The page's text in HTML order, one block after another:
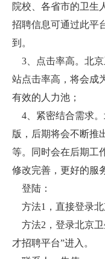
院校、各省市的卫生
招聘信息可通过此平
到。
3、点击率高。北京
站点击率高，将会成
有效的人力池；
4、紧密结合需求。
版，后期将会不断推
等。同时会在后期工
修改完善，更好的服
登陆：
方法1，直接登录北
方法2，登录北京卫
才招聘平台”进入。